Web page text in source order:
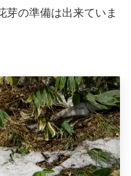
芽の準備は出来ていま